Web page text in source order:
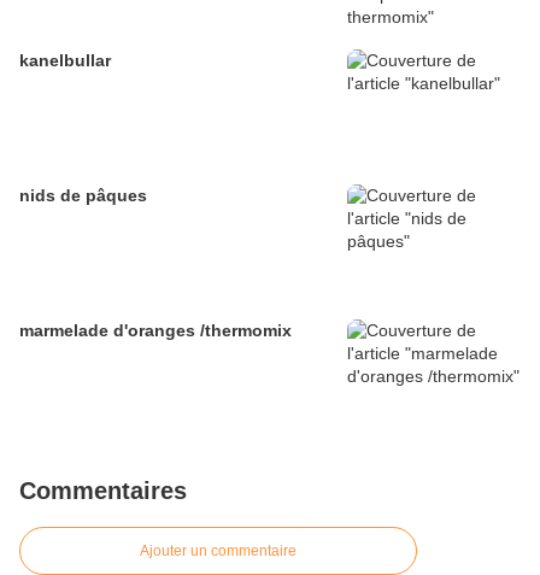
kanelbullar
nids de pâques
marmelade d'oranges /thermomix
Commentaires
Ajouter un commentaire